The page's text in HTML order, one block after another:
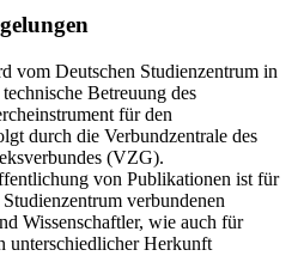
vom Deutschen Studienzentrum in
Betreuung des
für den
durch die Verbundzentrale des
(VZG).
von Publikationen ist für
verbundenen
Wissenschaftler, wie auch für
unterschiedlicher Herkunft